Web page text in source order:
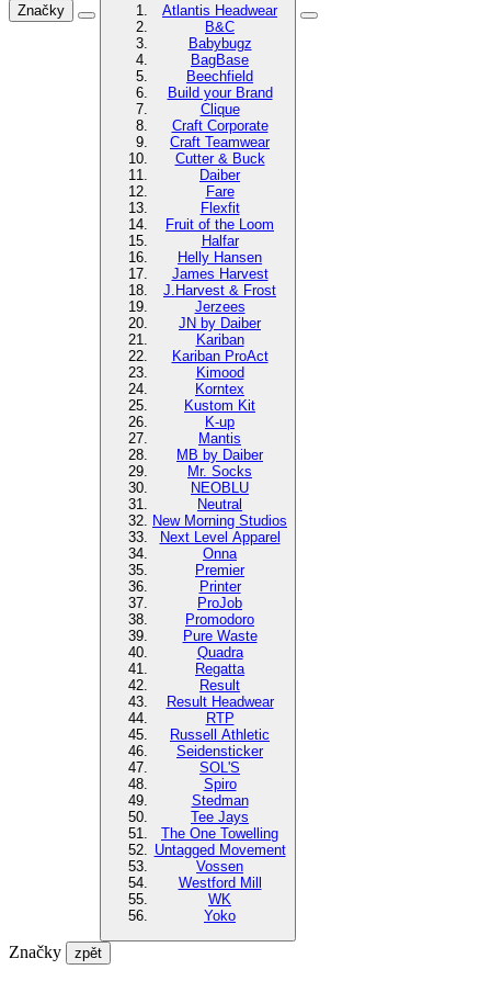
Značky
Atlantis Headwear
B&C
Babybugz
BagBase
Beechfield
Build your Brand
Clique
Craft Corporate
Craft Teamwear
Cutter & Buck
Daiber
Fare
Flexfit
Fruit of the Loom
Halfar
Helly Hansen
James Harvest
J.Harvest & Frost
Jerzees
JN by Daiber
Kariban
Kariban ProAct
Kimood
Korntex
Kustom Kit
K-up
Mantis
MB by Daiber
Mr. Socks
NEOBLU
Neutral
New Morning Studios
Next Level Apparel
Onna
Premier
Printer
ProJob
Promodoro
Pure Waste
Quadra
Regatta
Result
Result Headwear
RTP
Russell Athletic
Seidensticker
SOL'S
Spiro
Stedman
Tee Jays
The One Towelling
Untagged Movement
Vossen
Westford Mill
WK
Yoko
Značky zpět